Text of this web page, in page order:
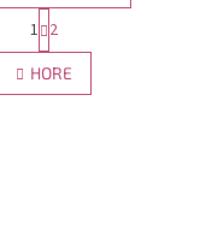
O
v
l
t
r
á
n
1 2
HORE